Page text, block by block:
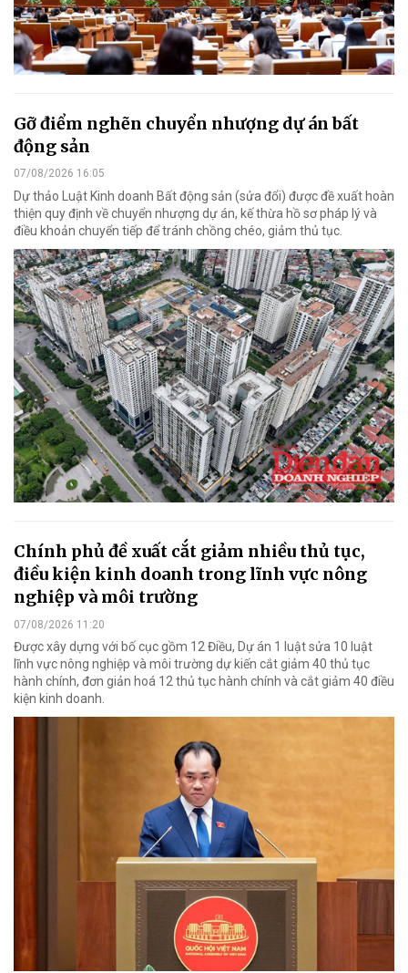
Gỡ điểm nghẽn chuyển nhượng dự án bất
động sản
07/08/2026 16:05
Dự thảo Luật Kinh doanh Bất động sản (sửa đổi) được đề xuất hoàn
thiện quy định về chuyển nhượng dự án, kế thừa hồ sơ pháp lý và
điều khoản chuyển tiếp để tránh chồng chéo, giảm thủ tục.
Chính phủ đề xuất cắt giảm nhiều thủ tục,
điều kiện kinh doanh trong lĩnh vực nông
nghiệp và môi trường
07/08/2026 11:20
Được xây dựng với bố cục gồm 12 Điều, Dự án 1 luật sửa 10 luật
lĩnh vực nông nghiệp và môi trường dự kiến cắt giảm 40 thủ tục
hành chính, đơn giản hoá 12 thủ tục hành chính và cắt giảm 40 điều
kiện kinh doanh.